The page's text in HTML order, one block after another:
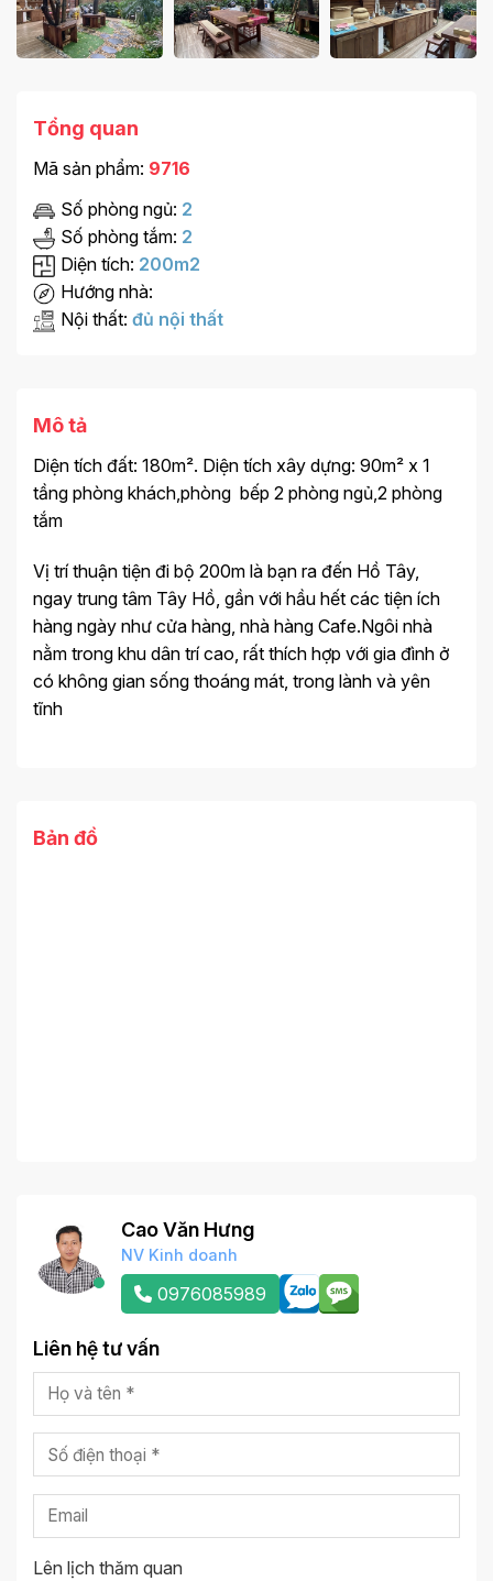
Tổng quan
Mã sản phẩm: 9716
Số phòng ngủ: 2
Số phòng tắm: 2
Diện tích: 200m2
Hướng nhà:
Nội thất: đủ nội thất
Mô tả
Diện tích đất: 180m². Diện tích xây dựng: 90m² x 1
tầng phòng khách,phòng bếp 2 phòng ngủ,2 phòng
tắm
Vị trí thuận tiện đi bộ 200m là bạn ra đến Hồ Tây,
ngay trung tâm Tây Hồ, gần với hầu hết các tiện ích
hàng ngày như cửa hàng, nhà hàng Cafe.Ngôi nhà
nằm trong khu dân trí cao, rất thích hợp với gia đình ở
có không gian sống thoáng mát, trong lành và yên
tĩnh
Bản đồ
Cao Văn Hưng
NV Kinh doanh
0976085989
Liên hệ tư vấn
Lên lịch thăm quan